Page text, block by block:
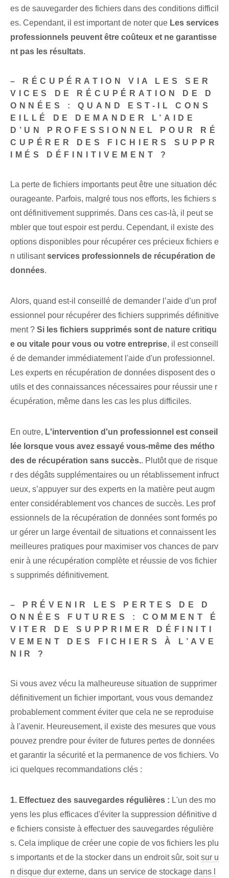
es de sauvegarder des fichiers dans des conditions difficil
es. Cependant, il est important de noter que Les services
professionnels peuvent être coûteux et ne garantisse
nt pas les résultats.
– RÉCUPÉRATION VIA LES SER
VICES DE RÉCUPÉRATION DE D
ONNÉES : QUAND EST-IL CONS
EILLÉ DE DEMANDER L’AIDE
D’UN PROFESSIONNEL POUR RÉ
CUPÉRER DES FICHIERS SUPPR
IMÉS DÉFINITIVEMENT ?
La perte de fichiers importants peut être une situation déc
ourageante. Parfois, malgré tous nos efforts, les fichiers s
ont définitivement supprimés. Dans ces cas-là, il peut se
mbler que tout espoir est perdu. Cependant, il existe des
options disponibles pour récupérer ces précieux fichiers e
n utilisantservices professionnels de récupération de
données.
Alors, quand est-il conseillé de demander l’aide d’un prof
essionnel pour récupérer des fichiers supprimés définitive
ment ? Si les fichiers supprimés sont de nature critiqu
e ou vitale pour vous ou votre entreprise, il est conseill
é de demander immédiatement l'aide d'un professionnel.
Les experts en récupération de données disposent des o
utils et des connaissances nécessaires pour réussir une r
écupération, même dans les cas les plus difficiles.
En outre, L'intervention d'un professionnel est conseil
lée lorsque vous avez essayé vous-même des métho
des de récupération sans succès.. Plutôt que de risque
r des dégâts supplémentaires ou un rétablissement infruct
ueux, s’appuyer sur des experts en la matière peut augm
enter considérablement vos chances de succès. Les prof
essionnels de la récupération de données sont formés po
ur gérer un large éventail de situations et connaissent les
meilleures pratiques pour maximiser vos chances de parv
enir à une récupération complète et réussie de vos fichier
s supprimés définitivement.
– PRÉVENIR LES PERTES DE D
ONNÉES FUTURES : COMMENT É
VITER DE SUPPRIMER DÉFINITI
VEMENT DES FICHIERS À L’AVE
NIR ?
Si vous avez vécu la malheureuse situation de supprimer
définitivement un fichier important, vous vous demandez
probablement comment éviter que cela ne se reproduise
à l'avenir. Heureusement, il existe des mesures que vous
pouvez prendre pour éviter de futures pertes de données
et garantir la sécurité et la permanence de vos fichiers. Vo
ici quelques recommandations clés :
1. Effectuez des sauvegardes régulières : L'un des mo
yens les plus efficaces d'éviter la suppression définitive d
e fichiers consiste à effectuer des sauvegardes régulière
s. Cela implique de créer une copie de vos fichiers les plu
s importants et de la stocker dans un endroit sûr, soitsur u
n disque dur externe, dans un service de stockage dans l